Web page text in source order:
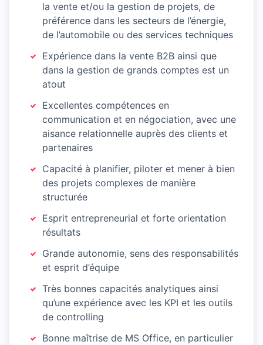
la vente et/ou la gestion de projets, de
préférence dans les secteurs de l’énergie,
de l’automobile ou des services techniques
Expérience dans la vente B2B ainsi que
dans la gestion de grands comptes est un
atout
Excellentes compétences en
communication et en négociation, avec une
aisance relationnelle auprès des clients et
partenaires
Capacité à planifier, piloter et mener à bien
des projets complexes de manière
structurée
Esprit entrepreneurial et forte orientation
résultats
Grande autonomie, sens des responsabilités
et esprit d’équipe
Très bonnes capacités analytiques ainsi
qu’une expérience avec les KPI et les outils
de controlling
Bonne maîtrise de MS Office, en particulier